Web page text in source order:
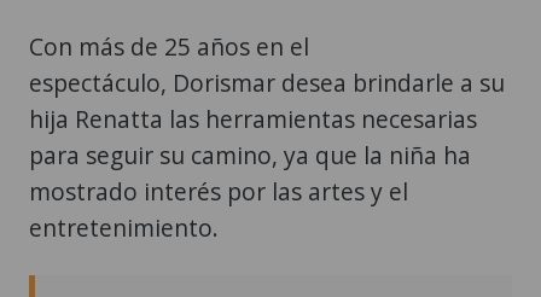
Con más de 25 años en el
espectáculo, Dorismar desea brindarle a su
hija Renatta las herramientas necesarias
para seguir su camino, ya que la niña ha
mostrado interés por las artes y el
entretenimiento.